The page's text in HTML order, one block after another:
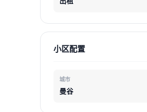
小区配置
城市
曼谷